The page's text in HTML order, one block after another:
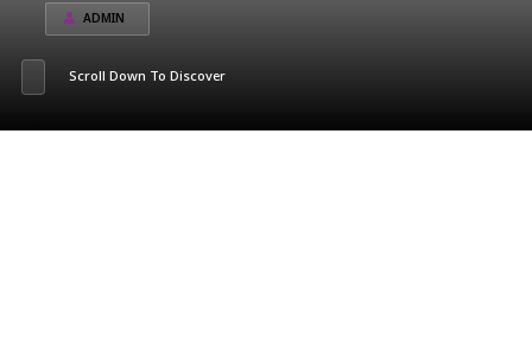
ADMIN
Scroll Down To Discover